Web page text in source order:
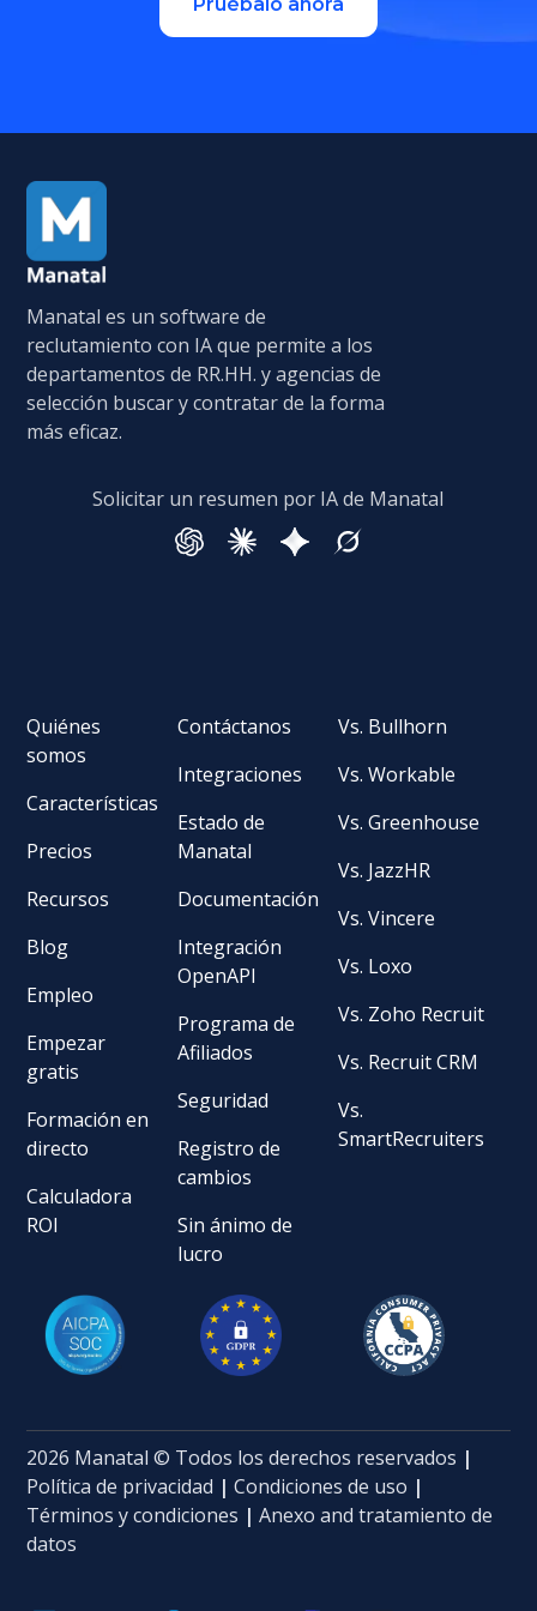
Manatal es un software de
reclutamiento con IA que permite a los
departamentos de RR.HH. y agencias de
selección buscar y contratar de la forma
más eficaz.
Solicitar un resumen por IA de Manatal
Quiénes
somos
Características
Precios
Recursos
Blog
Empleo
Empezar
gratis
Formación en
directo
Calculadora
ROI
Contáctanos
Integraciones
Estado de
Manatal
Documentación
Integración
OpenAPI
Programa de
Afiliados
Seguridad
Registro de
cambios
Sin ánimo de
lucro
Vs. Bullhorn
Vs. Workable
Vs. Greenhouse
Vs. JazzHR
Vs. Vincere
Vs. Loxo
Vs. Zoho Recruit
Vs. Recruit CRM
Vs.
SmartRecruiters
2026 Manatal © Todos los derechos reservados |
Política de privacidad |Condiciones de uso |
Términos y condiciones | Anexo and tratamiento de
datos